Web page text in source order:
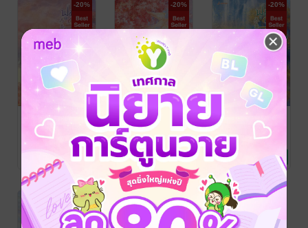
-20%
ฟูมฟักจอม
ราชัน เล่ม 4
(เล่มจบ)
ขวงซั่งจยาขวง /
ละอองอวล แปล
แจ่มใส
นิยายรักจีนโบราณ
-20%
ฟูมฟักจอม
ราชัน เล่ม 3
ขวงซั่งจยาขวง /
ละอองอวล แปล
แจ่มใส
นิยายรักจีนโบราณ
26 Rating
-20%
ฟูมฟักจอม
ราชัน เล่ม 2
ขวงซั่งจยาขวง /
ละอองอวล แปล
นิยายรักจีนโบราณ
26 Rating
-20%